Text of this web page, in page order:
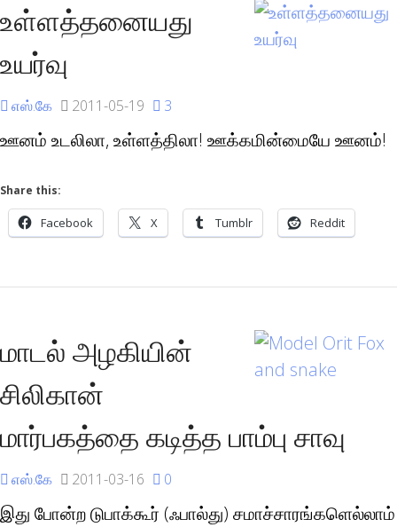
உள்ளத்தனையது
உயர்வு
எஸ்.கே 2011-05-19 3
ஊனம் உடலிலா, உள்ளத்திலா! ஊக்கமின்மையே ஊனம்!
Share this:
Facebook X Tumblr Reddit
மாடல் அழகியின்
சிலிகான்
மார்பகத்தை கடித்த பாம்பு சாவு
எஸ்.கே 2011-03-16 0
இது போன்ற டுபாக்கூர் (ஃபால்து) சமாச்சாரங்களெல்லாம்